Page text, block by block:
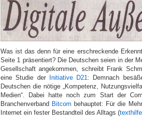
Was ist das denn für eine erschreckende
Seite 1 präsentiert? Die Deutschen seien in der
Gesellschaft angekommen, schreibt Frank
eine Studie der
Initiative D21: Demnach
Deutschen die nötige „Kompetenz,
Medien“. Dabei hatte noch zum Start der
Branchenverband Bitcom behauptet: Für die
Internet ein fester Bestandteil des Alltags (